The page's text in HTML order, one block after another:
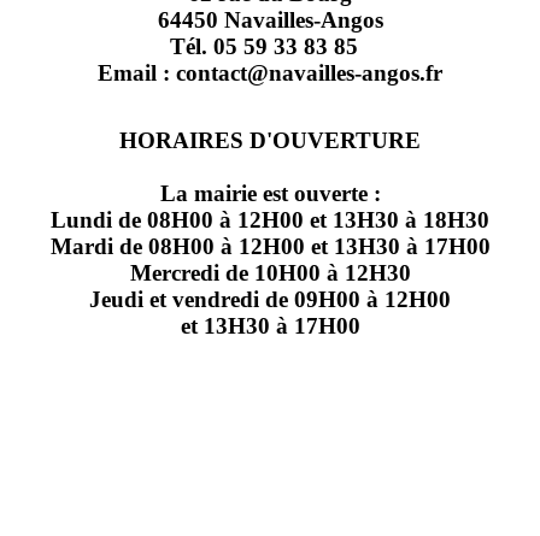
64450 Navailles-Angos
Tél. 05 59 33 83 85
Email : contact@navailles-angos.fr
HORAIRES D'OUVERTURE
La mairie est ouverte :
Lundi de 08H00 à 12H00 et 13H30 à 18H30
Mardi de 08H00 à 12H00 et 13H30 à 17H00
Mercredi de 10H00 à 12H30
Jeudi et vendredi de 09H00 à 12H00
et 13H30 à 17H00